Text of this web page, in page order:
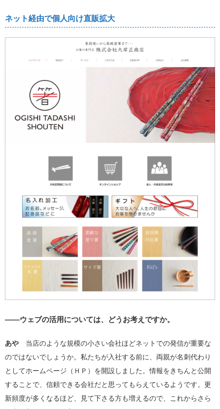
ネット経由で個人向け直販拡大
――ウェブの活用については、どうお考えですか。
あや 当店のような規模の小さい会社ほどネットでの発信が重要な
のではないでしょうか。私たちが入社する前に、両親が名刺代わり
としてホームページ（ＨＰ）を開設しました。情報をきちんと公開
することで、信頼できる会社だと思ってもらえているようです。更
新頻度が多くなるほど、見て下さる方も増えるので、これからさら